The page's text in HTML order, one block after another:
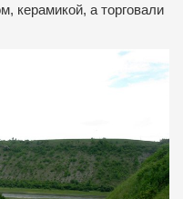
керамикой, а торговали